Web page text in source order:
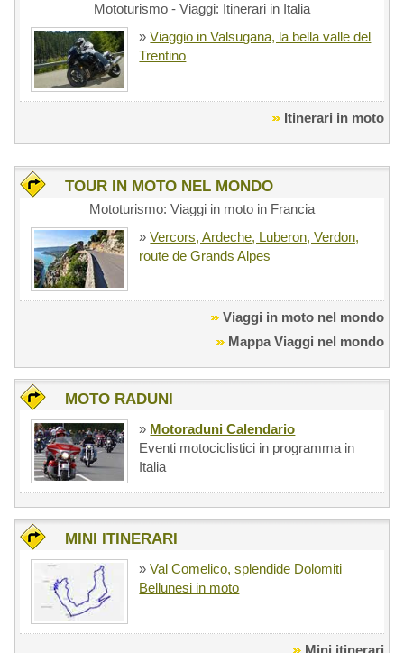
Mototurismo - Viaggi: Itinerari in Italia
»Viaggio in Valsugana, la bella valle del
Trentino
Itinerari in moto
TOUR IN MOTO NEL MONDO
Mototurismo: Viaggi in moto in Francia
»Vercors, Ardeche, Luberon, Verdon,
route de Grands Alpes
Viaggi in moto nel mondo
Mappa Viaggi nel mondo
MOTO RADUNI
» Motoraduni Calendario
Eventi motociclistici in programma in
Italia
MINI ITINERARI
»Val Comelico, splendide Dolomiti
Bellunesi in moto
Mini itinerari